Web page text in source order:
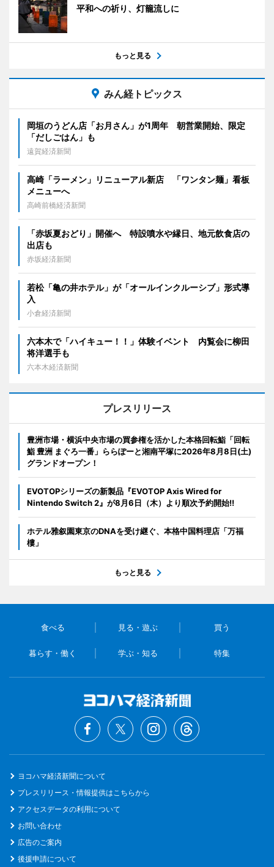
平和への祈り、灯籠流しに
もっと見る
みん経トピックス
岡垣のうどん店「お月さん」が1周年 朝営業開始、限定
「だしごはん」も
遠賀経済新聞
高崎「ラーメン」リニューアル新店 「ワンタン麺」看板
メニューへ
高崎前橋経済新聞
「赤坂夏おどり」開催へ 特設噴水や縁日、地元飲食店の
出店も
赤坂経済新聞
若松「亀の井ホテル」が「オールインクルーシブ」形式導
入
小倉経済新聞
六本木で「ハイキュー！！」体験イベント 内覧会に柳田
将洋選手も
六本木経済新聞
プレスリリース
豊洲市場・横浜中央市場の買参権を活かした本格回転鮨「回転
鮨 豊洲 まぐろ一番」ららぽーと湘南平塚に2026年8月8日(土)
グランドオープン！
EVOTOPシリーズの新製品『EVOTOP Axis Wired for
Nintendo Switch 2』が8月6日（木）より順次予約開始!!
ホテル雅叙園東京のDNAを受け継ぐ、本格中国料理店「万福
樓」
もっと見る
食べる 見る・遊ぶ 買う
暮らす・働く 学ぶ・知る 特集
ヨコハマ経済新聞について
プレスリリース・情報提供はこちらから
アクセスデータの利用について
お問い合わせ
広告のご案内
後援申請について